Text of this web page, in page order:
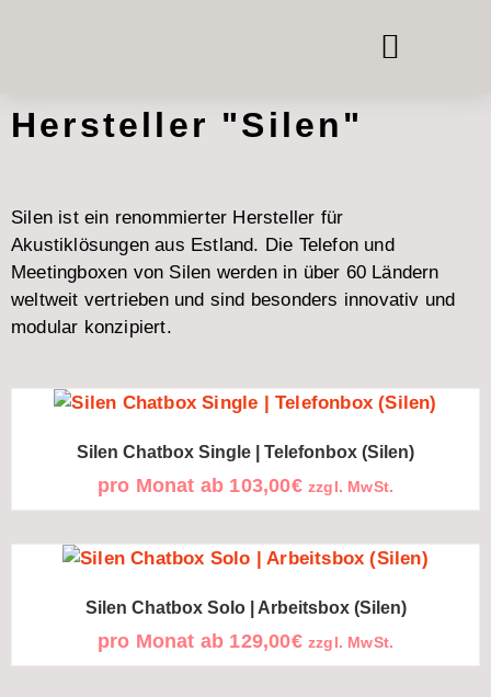
Hersteller "Silen"
Silen ist ein renommierter Hersteller für
Akustiklösungen aus Estland. Die Telefon und
Meetingboxen von Silen werden in über 60 Ländern
weltweit vertrieben und sind besonders innovativ und
modular konzipiert.
Silen Chatbox Single | Telefonbox (Silen)
pro Monat ab 103,00€ zzgl. MwSt.
Silen Chatbox Solo | Arbeitsbox (Silen)
pro Monat ab 129,00€ zzgl. MwSt.